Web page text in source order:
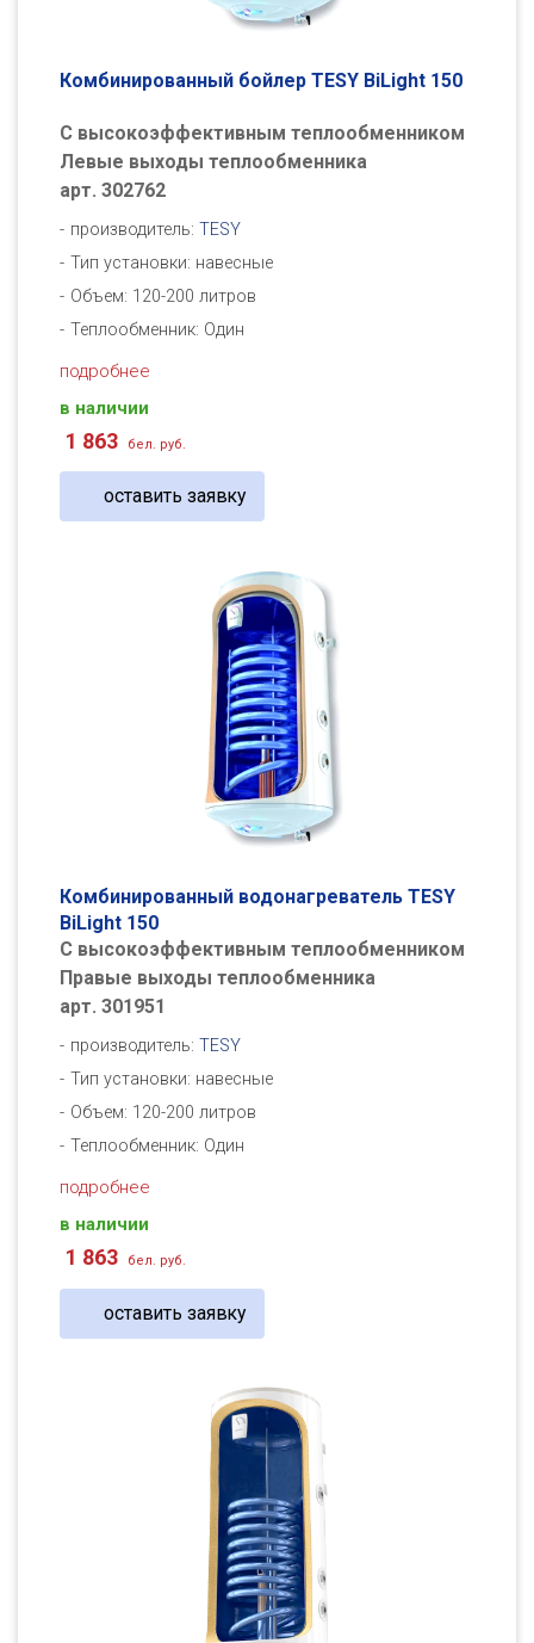
Комбинированный бойлер TESY BiLight 150
С высокоэффективным теплообменником
Левые выходы теплообменника
арт. 302762
производитель: TESY
Тип установки: навесные
Объем: 120-200 литров
Теплообменник: Один
подробнее
в наличии
1 863 бел. руб.
оставить заявку
Комбинированный водонагреватель TESY
BiLight 150
С высокоэффективным теплообменником
Правые выходы теплообменника
арт. 301951
производитель: TESY
Тип установки: навесные
Объем: 120-200 литров
Теплообменник: Один
подробнее
в наличии
1 863 бел. руб.
оставить заявку